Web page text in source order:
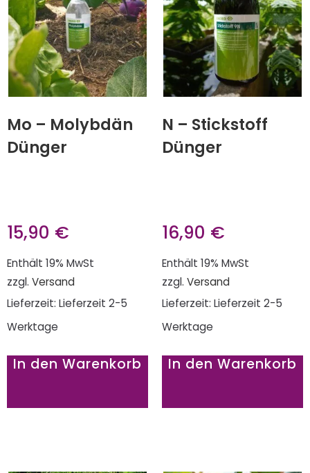
Mo – Molybdän
Dünger
15,90 €
Enthält 19% MwSt
zzgl. Versand
Lieferzeit: Lieferzeit 2-5
Werktage
In den Warenkorb
N – Stickstoff
Dünger
16,90 €
Enthält 19% MwSt
zzgl. Versand
Lieferzeit: Lieferzeit 2-5
Werktage
In den Warenkorb